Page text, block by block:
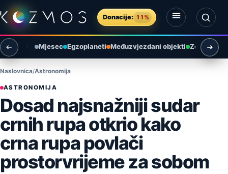
Preskoči na sadržaj
Donacije: 11%
Otvori izbornik
Otvori pretragu
Mjesec Egzoplaneti Međuzvjezdani objekti Zemlja i
Naslovnica Astronomija
ASTRONOMIJA
Dosad najsnažniji sudar
crnih rupa otkrio kako
crna rupa povlači
prostorvrijeme za sobom